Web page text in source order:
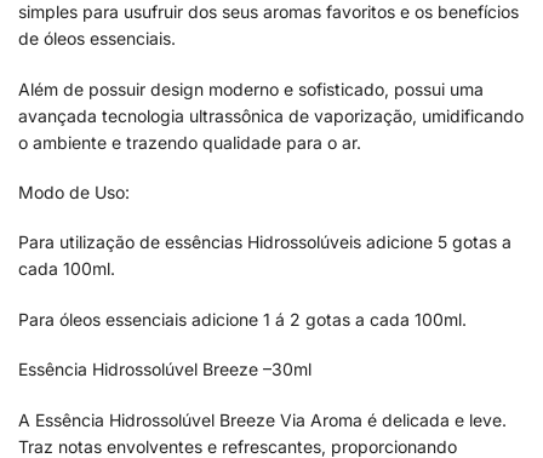
simples para usufruir dos seus aromas favoritos e os benefícios
de óleos essenciais.
Além de possuir design moderno e sofisticado, possui uma
avançada tecnologia ultrassônica de vaporização, umidificando
o ambiente e trazendo qualidade para o ar.
Modo de Uso:
Para utilização de essências Hidrossolúveis adicione 5 gotas a
cada 100ml.
Para óleos essenciais adicione 1 á 2 gotas a cada 100ml.
Essência Hidrossolúvel Breeze –30ml
A Essência Hidrossolúvel Breeze Via Aroma é delicada e leve.
Traz notas envolventes e refrescantes, proporcionando